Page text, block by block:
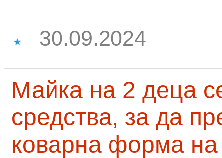
30.09.2024
Майка на 2 деца
средства, за да
коварна форма на